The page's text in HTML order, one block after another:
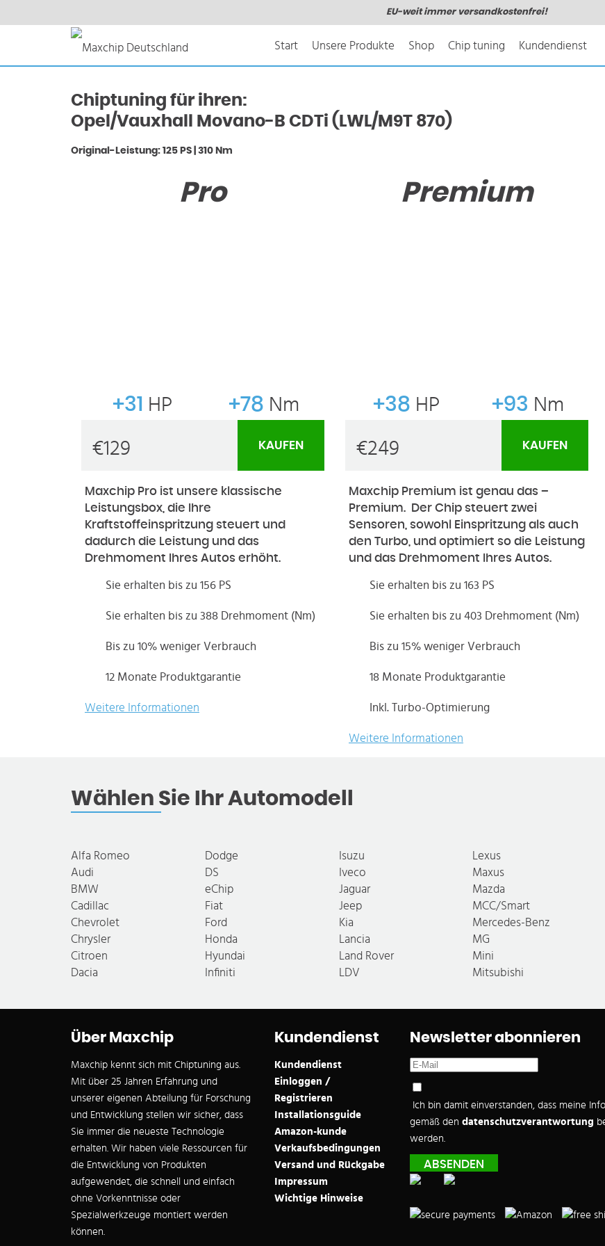
EU-weit immer versandkostenfrei!
Start Unsere Produkte Shop Chip tuning Kundendienst
Chiptuning für ihren:
Opel/Vauxhall Movano-B CDTi (LWL/M9T 870)
Original-Leistung: 125 PS | 310 Nm
Pro
+31 HP +78 Nm
€129 KAUFEN
Maxchip Pro ist unsere klassische
Leistungsbox, die Ihre
Kraftstoffeinspritzung steuert und
dadurch die Leistung und das
Drehmoment Ihres Autos erhöht.
Sie erhalten bis zu 156 PS
Sie erhalten bis zu 388 Drehmoment (Nm)
Bis zu 10% weniger Verbrauch
12 Monate Produktgarantie
Weitere Informationen
Premium
+38 HP +93 Nm
€249 KAUFEN
Maxchip Premium ist genau das –
Premium. Der Chip steuert zwei
Sensoren, sowohl Einspritzung als auch
den Turbo, und optimiert so die Leistung
und das Drehmoment Ihres Autos.
Sie erhalten bis zu 163 PS
Sie erhalten bis zu 403 Drehmoment (Nm)
Bis zu 15% weniger Verbrauch
18 Monate Produktgarantie
Inkl. Turbo-Optimierung
Weitere Informationen
Wählen Sie Ihr Automodell
Alfa Romeo
Audi
BMW
Cadillac
Chevrolet
Chrysler
Citroen
Dacia
Dodge
DS
eChip
Fiat
Ford
Honda
Hyundai
Infiniti
Isuzu
Iveco
Jaguar
Jeep
Kia
Lancia
Land Rover
LDV
Lexus
Maxus
Mazda
MCC/Smart
Mercedes-Benz
MG
Mini
Mitsubishi
Über Maxchip
Maxchip kennt sich mit Chiptuning aus.
Mit über 25 Jahren Erfahrung und
unserer eigenen Abteilung für Forschung
und Entwicklung stellen wir sicher, dass
Sie immer die neueste Technologie
erhalten. Wir haben viele Ressourcen für
die Entwicklung von Produkten
aufgewendet, die schnell und einfach
ohne Vorkenntnisse oder
Spezialwerkzeuge montiert werden
können.
Kundendienst
Kundendienst
Einloggen /
Registrieren
Installationsguide
Amazon-kunde
Verkaufsbedingungen
Versand und Rückgabe
Impressum
Wichtige Hinweise
Newsletter abonnieren
Ich bin damit einverstanden, dass meine
gemäß den datenschutzverantwortung
werden.